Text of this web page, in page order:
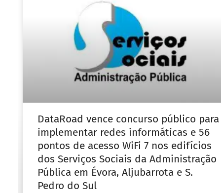
DataRoad vence concurso público para
implementar redes informáticas e 56
pontos de acesso WiFi 7 nos edifícios
dos Serviços Sociais da Administração
Pública em Évora, Aljubarrota e S.
Pedro do Sul